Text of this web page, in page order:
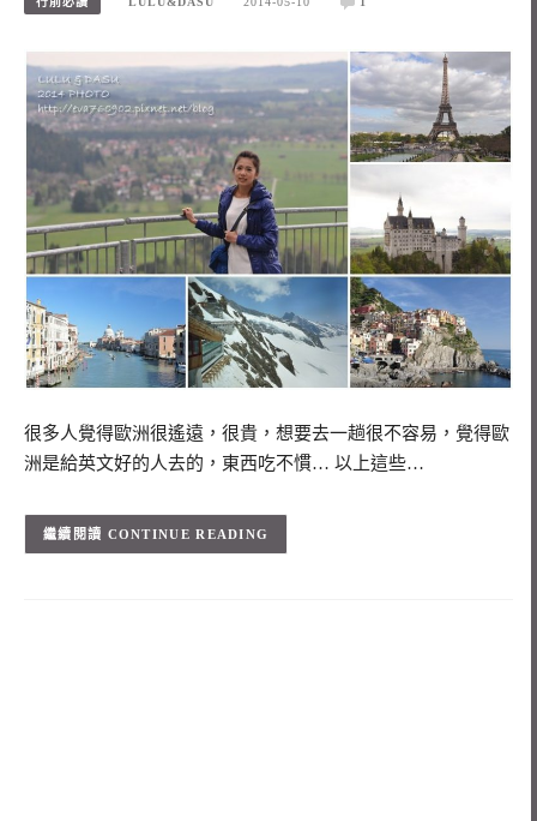
很多人覺得歐洲很遙遠，很貴，想要去一趟很不容易，覺得歐
洲是給英文好的人去的，東西吃不慣… 以上這些…
CONTINUE READING